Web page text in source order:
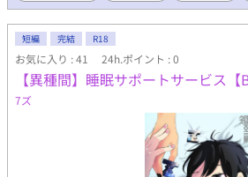
短編 完結 R18
お気に入り : 41 24h.ポイント : 0
【異種間】睡眠サポートサービス【
7ズ